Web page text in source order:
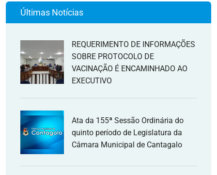
Últimas Notícias
REQUERIMENTO DE INFORMAÇÕES
SOBRE PROTOCOLO DE
VACINAÇÃO É ENCAMINHADO AO
EXECUTIVO
Ata da 155ª Sessão Ordinária do
quinto período de Legislatura da
Câmara Municipal de Cantagalo